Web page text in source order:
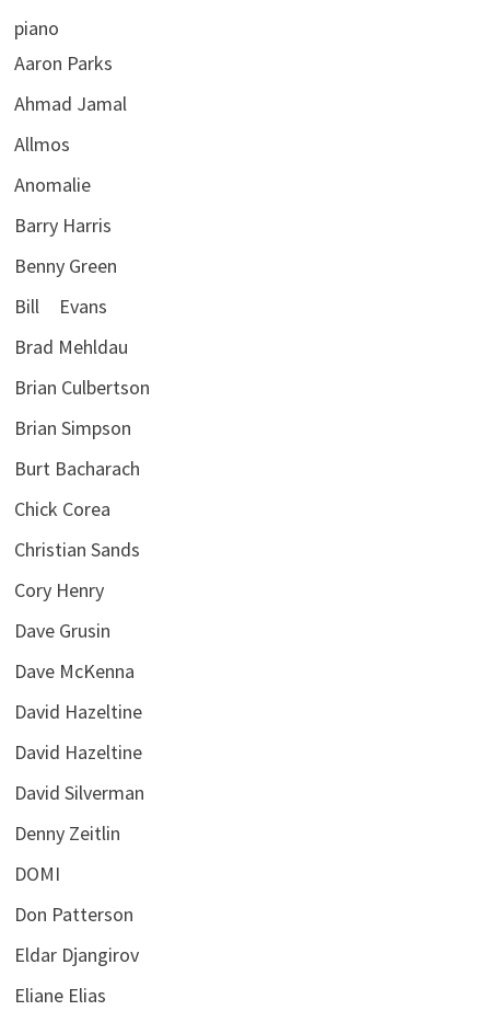
piano
Aaron Parks
Ahmad Jamal
Allmos
Anomalie
Barry Harris
Benny Green
Bill Evans
Brad Mehldau
Brian Culbertson
Brian Simpson
Burt Bacharach
Chick Corea
Christian Sands
Cory Henry
Dave Grusin
Dave McKenna
David Hazeltine
David Hazeltine
David Silverman
Denny Zeitlin
DOMI
Don Patterson
Eldar Djangirov
Eliane Elias